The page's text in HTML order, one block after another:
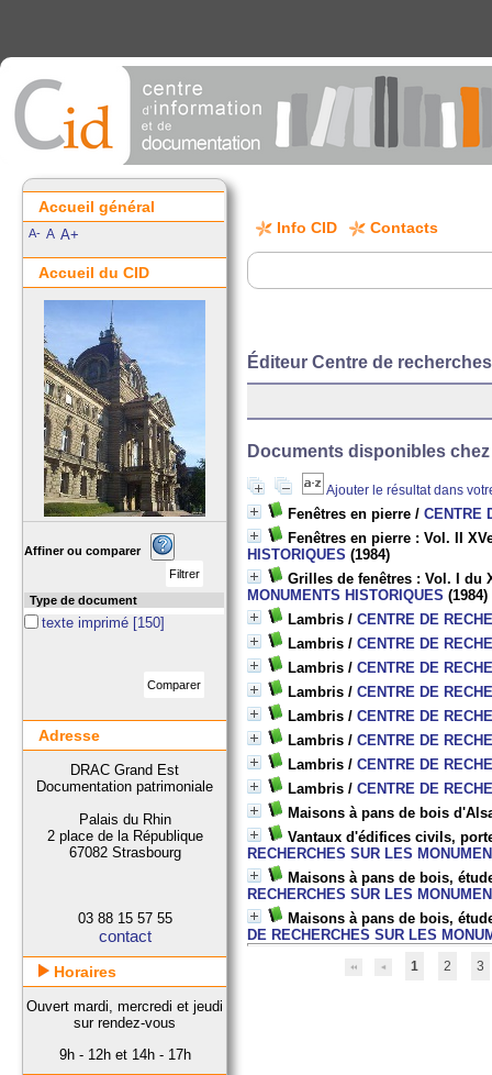
Info CID Contacts
Éditeur Centre de
Documents disponibles
Ajouter le résultat dans
Fenêtres en pierre /CENTRE
Fenêtres en pierre : Vol. II
HISTORIQUES (1984)
Grilles de fenêtres : Vol. I du
MONUMENTS HISTORIQUES (1984)
Lambris /CENTRE DE
Lambris /CENTRE DE
Lambris /CENTRE DE
Lambris /CENTRE DE
Lambris /CENTRE DE
Lambris /CENTRE DE
Lambris /CENTRE DE
Lambris /CENTRE DE
Maisons à pans de bois
Vantaux d'édifices civils,
RECHERCHES SUR LES
Maisons à pans de bois,
RECHERCHES SUR LES
Maisons à pans de bois,
DE RECHERCHES SUR LES
1 2 3
Accueil général
A- A A+
Accueil du CID
Affiner ou comparer
Type de document
texte imprimé [150]
Adresse
DRAC Grand Est
Documentation patrimoniale
Palais du Rhin
2 place de la République
67082 Strasbourg
03 88 15 57 55
contact
Horaires
Ouvert mardi, mercredi et jeudi
sur rendez-vous
9h - 12h et 14h - 17h